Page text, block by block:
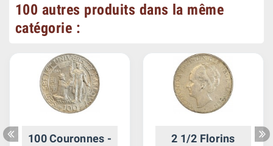
100 autres produits dans la même
catégorie :
100 Couronnes -
2 1/2 Florins